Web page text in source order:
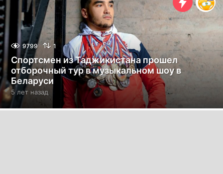
9799 1
Спортсмен из Таджикистана прошел
отборочный тур в музыкальном шоу в
Беларуси
5 лет назад
е